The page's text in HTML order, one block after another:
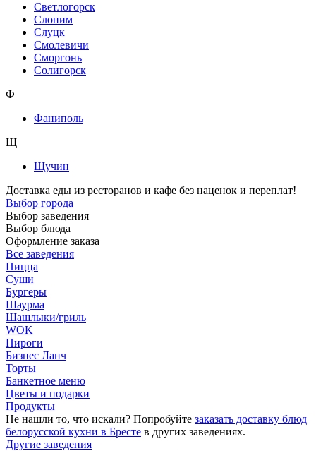
Светлогорск
Слоним
Слуцк
Смолевичи
Сморгонь
Солигорск
Ф
Фаниполь
Щ
Щучин
Доставка еды из ресторанов и кафе без наценок и переплат!
Выбор города
Выбор заведения
Выбор блюда
Оформление заказа
Все заведения
Пицца
Суши
Бургеры
Шаурма
Шашлыки/гриль
WOK
Пироги
Бизнес Ланч
Торты
Банкетное меню
Цветы и подарки
Продукты
Не нашли то, что искали? Попробуйте заказать доставку блюд
белорусской кухни в Бресте в других заведениях.
Другие заведения